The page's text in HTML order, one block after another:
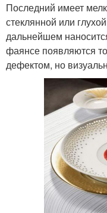
Последний имеет
стеклянной или
дальнейшем
фаянсе появляются
дефектом, но